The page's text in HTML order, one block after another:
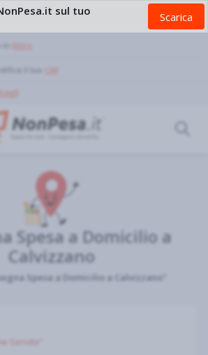
sul tuo
Scarica
in Ritiro
CAP
Spesa a Domicilio a
Calvizzano
Spesa a Domicilio a Calvizzano"
Servite”